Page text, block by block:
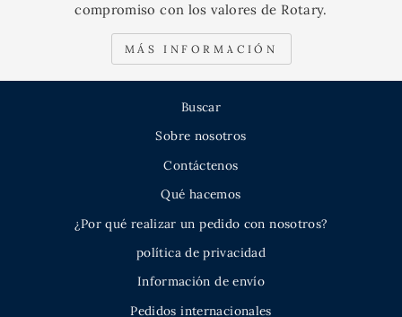
compromiso con los valores de Rotary.
MÁS INFORMACIÓN
Buscar
Sobre nosotros
Contáctenos
Qué hacemos
¿Por qué realizar un pedido con nosotros?
política de privacidad
Información de envío
Pedidos internacionales